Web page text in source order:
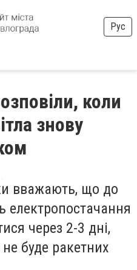
Рус
коли
знову
вважають, що до
електропостачання
через 2-3 дні,
буде ракетних